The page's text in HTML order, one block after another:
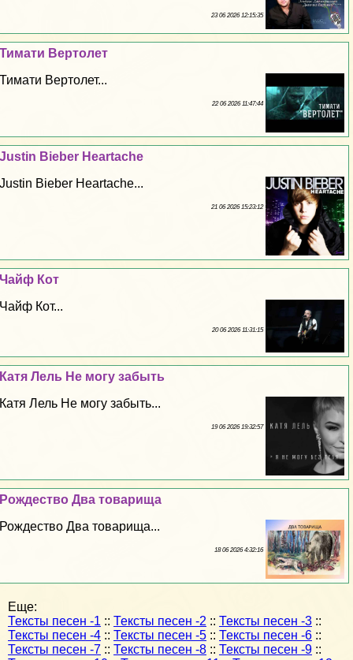
23 06 2026 12:15:35
Тимати Вертолет
Тимати Вертолет...
22 06 2026 11:47:44
Justin Bieber Heartache
Justin Bieber Heartache...
21 06 2026 15:23:12
Чайф Кот
Чайф Кот...
20 06 2026 11:31:15
Катя Лель Не могу забыть
Катя Лель Не могу забыть...
19 06 2026 19:32:57
Рождество Два товарища
Рождество Два товарища...
18 06 2026 4:32:16
Еще:
Тексты песен -1 :: Тексты песен -2 :: Тексты песен -3 ::
Тексты песен -4 :: Тексты песен -5 :: Тексты песен -6 ::
Тексты песен -7 :: Тексты песен -8 :: Тексты песен -9 ::